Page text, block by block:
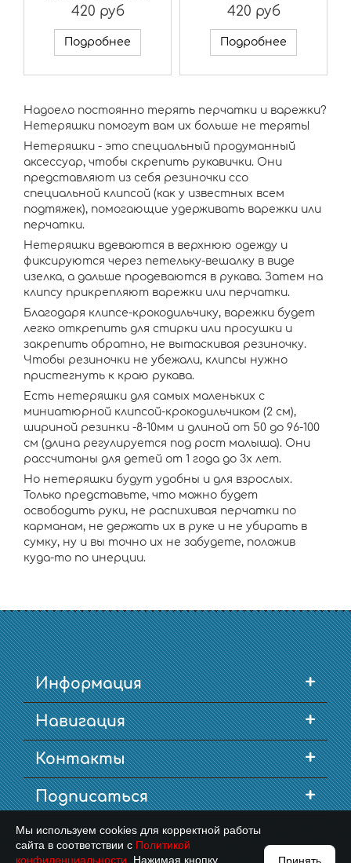
420 руб
Подробнее
420 руб
Подробнее
Надоело постоянно терять перчатки и варежки?
Нетеряшки помогут вам их больше не терять!
Нетеряшки - это специальный продуманный
аксессуар, чтобы скрепить рукавички. Они
представляют из себя резиночки ссо
специальной клипсой (как у известных всем
подтяжек), помогающие удерживать варежки или
перчатки.
Нетеряшки вдеваются в верхнюю одежду и
фиксируются через петельку-вешалку в виде
изелка, а дальше продеваются в рукава. Затем на
клипсу прикрепляют варежки или перчатки.
Благодаря клипсе-крокодильчику, варежки будет
легко открепить для стирки или просушки и
закрепить обратно, не вытаскивая резиночку.
Чтобы резиночки не убежали, клипсы нужно
пристегнуть к краю рукава.
Есть нетеряшки для самых маленьких с
миниатюрной клипсой-крокодильчиком (2 см),
шириной резинки -8-10мм и длиной от 50 до 96-100
см (длина регулируется под рост малыша). Они
рассчитаны для детей от 1 года до 3х лет.
Но нетеряшки будут удобны и для взрослых.
Только представьте, что можно будет
освободить руки, не распихивая перчатки по
карманам, не держать их в руке и не убирать в
сумку, ну и вы точно их не забудете, положив
куда-то по инерции.
Информация +
Навигация +
Контакты +
Подписаться +
Мы используем cookies для корректной работы
сайта в соответствии с Политикой
конфиденциальности . Нажимая кнопку Принять